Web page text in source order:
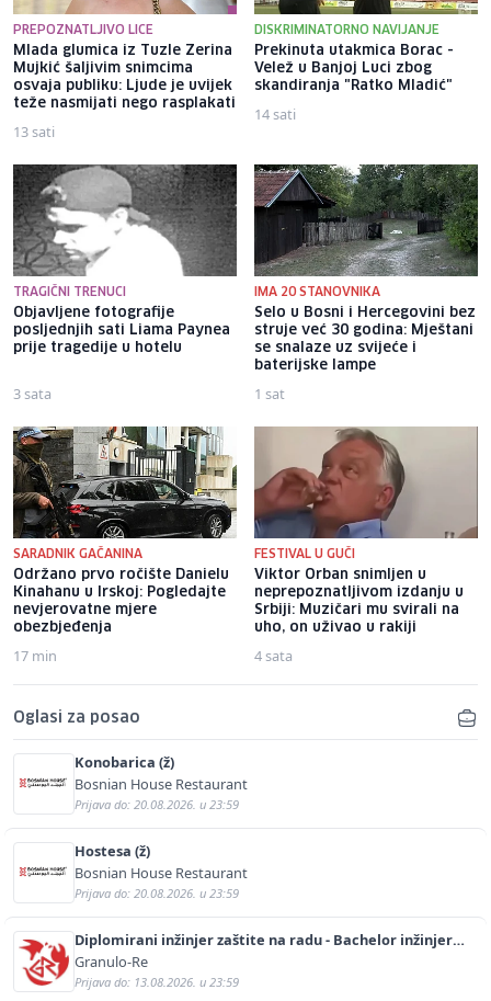
PREPOZNATLJIVO LICE
Mlada glumica iz Tuzle Zerina
Mujkić šaljivim snimcima
osvaja publiku: Ljude je uvijek
teže nasmijati nego rasplakati
13 sati
DISKRIMINATORNO NAVIJANJE
Prekinuta utakmica Borac -
Velež u Banjoj Luci zbog
skandiranja "Ratko Mladić"
14 sati
TRAGIČNI TRENUCI
Objavljene fotografije
posljednjih sati Liama ​​Paynea
prije tragedije u hotelu
3 sata
IMA 20 STANOVNIKA
Selo u Bosni i Hercegovini bez
struje već 30 godina: Mještani
se snalaze uz svijeće i
baterijske lampe
1 sat
SARADNIK GAČANINA
Održano prvo ročište Danielu
Kinahanu u Irskoj: Pogledajte
nevjerovatne mjere
obezbjeđenja
17 min
FESTIVAL U GUČI
Viktor Orban snimljen u
neprepoznatljivom izdanju u
Srbiji: Muzičari mu svirali na
uho, on uživao u rakiji
4 sata
Oglasi za posao
Konobarica (ž)
Bosnian House Restaurant
Prijava do: 20.08.2026. u 23:59
Hostesa (ž)
Bosnian House Restaurant
Prijava do: 20.08.2026. u 23:59
Diplomirani inžinjer zaštite na radu - Bachelor inžinjer
sigurnosti i pomoći (m/ž)
Granulo-Re
Prijava do: 13.08.2026. u 23:59